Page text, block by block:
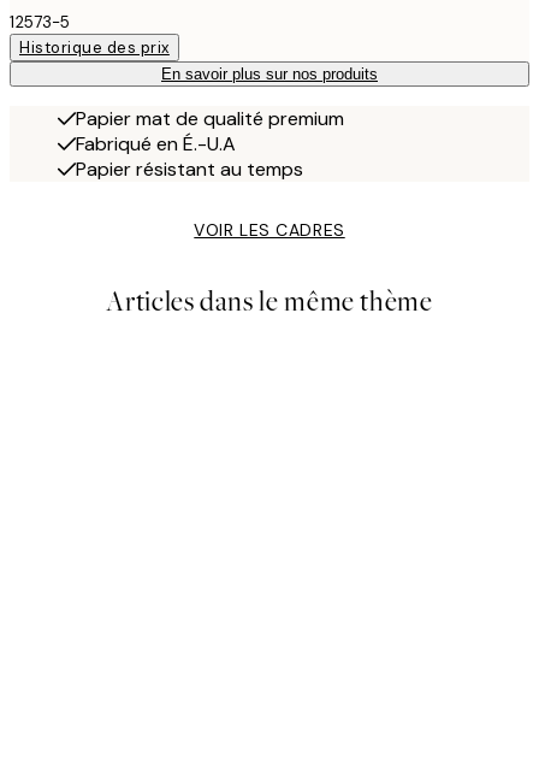
12573-5
Historique des prix
En savoir plus sur nos produits
Papier mat de qualité premium
Fabriqué en É.-U.A
Papier résistant au temps
VOIR LES CADRES
Articles dans le même thème